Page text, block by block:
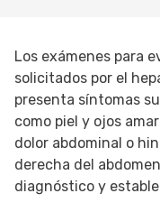
Los exámenes para
solicitados por el
presenta síntomas
como piel y ojos
dolor abdominal o
derecha del
diagnóstico y